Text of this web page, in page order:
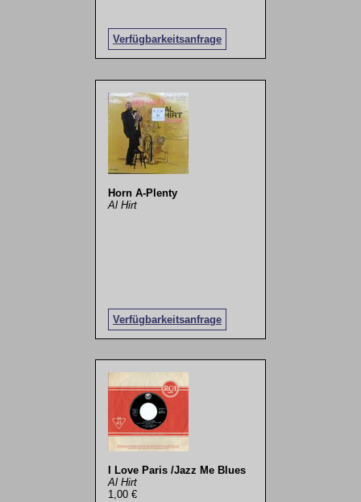
Verfügbarkeitsanfrage
Horn A-Plenty
Al Hirt
Verfügbarkeitsanfrage
I Love Paris /Jazz Me Blues
Al Hirt
1,00 €